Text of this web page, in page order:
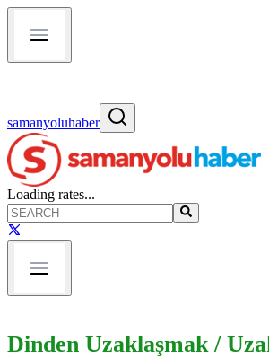
samanyoluhaber
Loading rates...
Dinden Uzaklaşmak /